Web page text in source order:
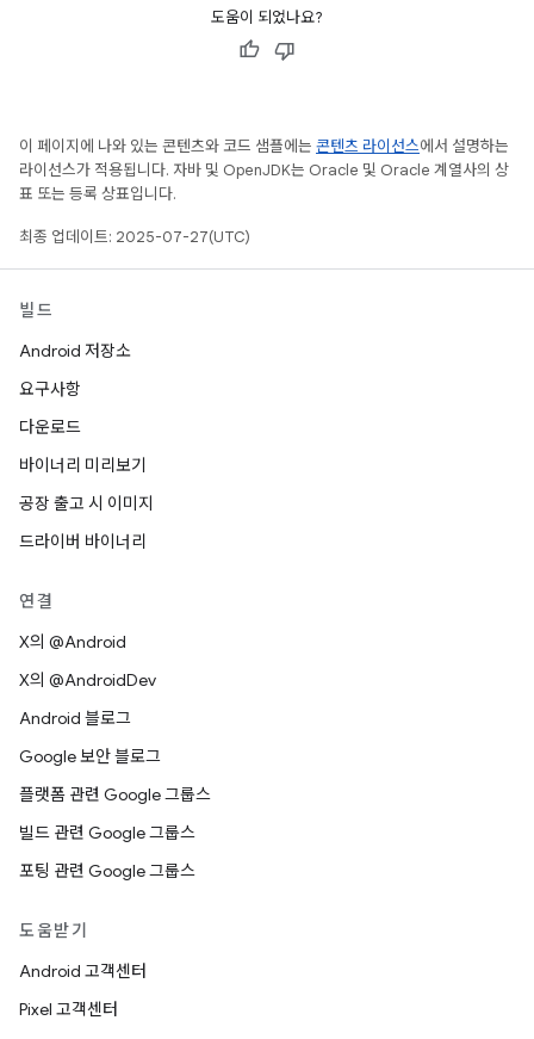
도움이 되었나요?
이 페이지에 나와 있는 콘텐츠와 코드 샘플에는 콘텐츠 라이선스에서 설명하는
라이선스가 적용됩니다. 자바 및 OpenJDK는 Oracle 및 Oracle 계열사의 상
표 또는 등록 상표입니다.
최종 업데이트: 2025-07-27(UTC)
빌드
Android 저장소
요구사항
다운로드
바이너리 미리보기
공장 출고 시 이미지
드라이버 바이너리
연결
X의 @Android
X의 @AndroidDev
Android 블로그
Google 보안 블로그
플랫폼 관련 Google 그룹스
빌드 관련 Google 그룹스
포팅 관련 Google 그룹스
도움받기
Android 고객센터
Pixel 고객센터